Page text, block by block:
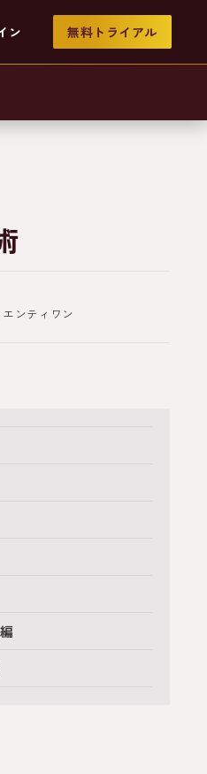
ン 無料トライアル
ンティワン